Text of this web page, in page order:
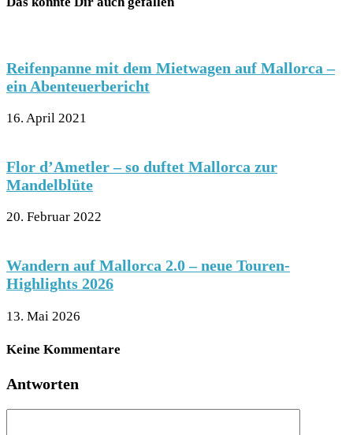
Reifenpanne mit dem Mietwagen auf Mallorca –
ein Abenteuerbericht
16. April 2021
Flor d’Ametler – so duftet Mallorca zur
Mandelblüte
20. Februar 2022
Wandern auf Mallorca 2.0 – neue Touren-
Highlights 2026
13. Mai 2026
Keine Kommentare
Antworten